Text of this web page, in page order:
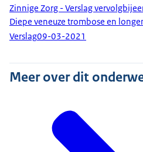
Zinnige Zorg - Verslag
Diepe veneuze trombose en
Verslag09-03-2021
Meer over dit